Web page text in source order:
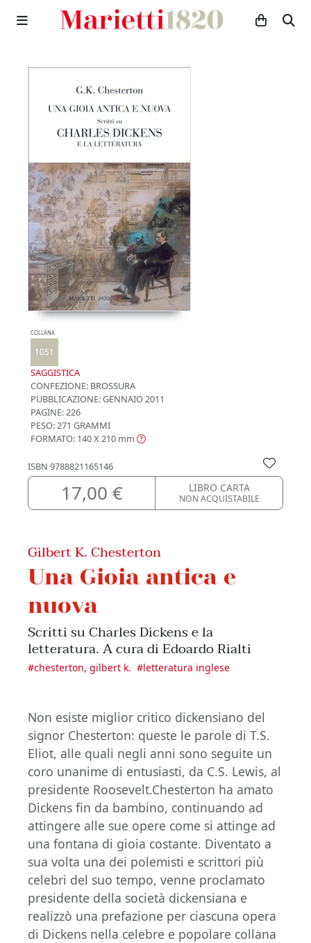
COLLANA
1051
SAGGISTICA
CONFEZIONE: BROSSURA
PUBBLICAZIONE:GENNAIO 2011
PAGINE: 226
PESO: 271 GRAMMI
FORMATO: 140 X 210 mm
ISBN 9788821165146
17,00 € LIBRO CARTA
NON ACQUISTABILE
Gilbert K. Chesterton
Una Gioia antica e
nuova
Scritti su Charles Dickens e la
letteratura. A cura di Edoardo Rialti
#chesterton, gilbert k. #letteratura inglese
Non esiste miglior critico dickensiano del
signor Chesterton: queste le parole di T.S.
Eliot, alle quali negli anni sono seguite un
coro unanime di entusiasti, da C.S. Lewis, al
presidente Roosevelt.Chesterton ha amato
Dickens fin da bambino, continuando ad
attingere alle sue opere come si attinge ad
una fontana di gioia costante. Diventato a
sua volta una dei polemisti e scrittori più
celebri del suo tempo, venne proclamato
presidente della società dickensiana e
realizzò una prefazione per ciascuna opera
di Dickens nella celebre e popolare collana